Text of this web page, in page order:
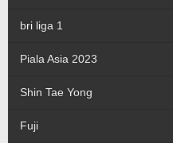
bri liga 1
Piala Asia 2023
Shin Tae Yong
Fuji